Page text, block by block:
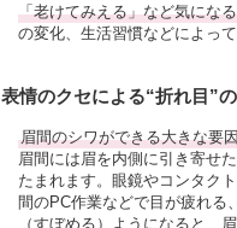
「老けてみえる」など気にな
の変化、生活習慣などによっ
表情のクセによる“折れ目”
眉間のシワができる大きな要
眉間には眉を内側に引き寄せ
たまれます。眼鏡やコンタク
間のPC作業などで目が疲れる
（すぼめる）ようになると、